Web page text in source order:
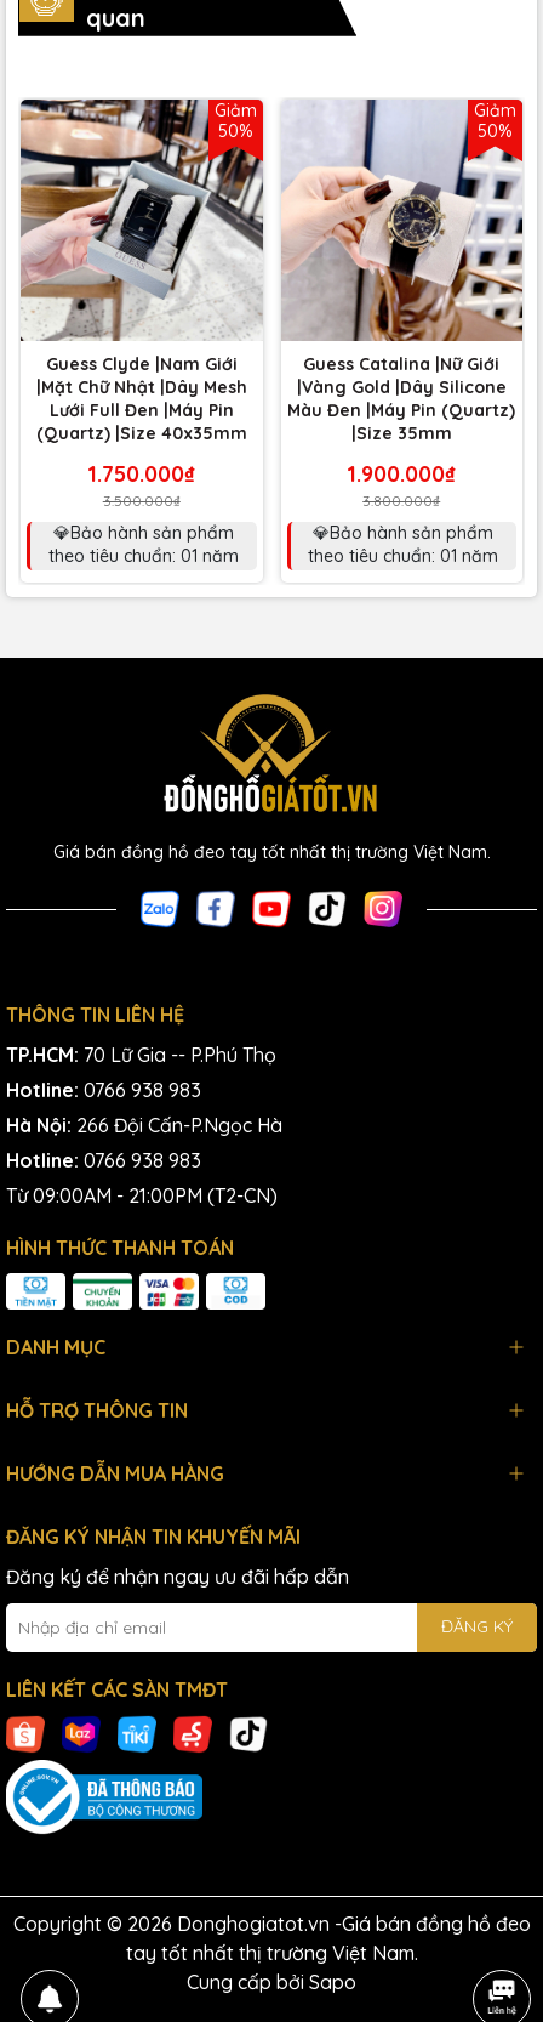
quan
Giảm
50%
Guess Clyde |Nam Giới
|Mặt Chữ Nhật |Dây Mesh
Lưới Full Đen |Máy Pin
(Quartz) |Size 40x35mm
1.750.000₫
3.500.000₫
💎Bảo hành sản phẩm
theo tiêu chuẩn: 01 năm
Giảm
50%
Guess Catalina |Nữ Giới
|Vàng Gold |Dây Silicone
Màu Đen |Máy Pin (Quartz)
|Size 35mm
1.900.000₫
3.800.000₫
💎Bảo hành sản phẩm
theo tiêu chuẩn: 01 năm
Giá bán đồng hồ đeo tay tốt nhất thị trường Việt Nam.
THÔNG TIN LIÊN HỆ
TP.HCM: 70 Lữ Gia -- P.Phú Thọ
Hotline: 0766 938 983
Hà Nội: 266 Đội Cấn-P.Ngọc Hà
Hotline: 0766 938 983
Từ 09:00AM - 21:00PM (T2-CN)
HÌNH THỨC THANH TOÁN
DANH MỤC
HỖ TRỢ THÔNG TIN
HƯỚNG DẪN MUA HÀNG
ĐĂNG KÝ NHẬN TIN KHUYẾN MÃI
Đăng ký để nhận ngay ưu đãi hấp dẫn
ĐĂNG KÝ
LIÊN KẾT CÁC SÀN TMĐT
Copyright © 2026 Donghogiatot.vn -Giá bán đồng hồ đeo
tay tốt nhất thị trường Việt Nam.
Cung cấp bởi Sapo